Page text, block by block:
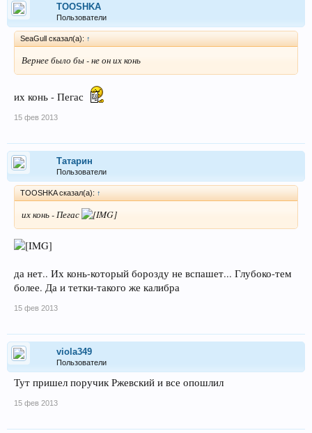
TOOSHKA
Пользователи
SeaGull сказал(а): ↑
Вернее было бы - не он их конь
их конь - Пегас
15 фев 2013
Татарин
Пользователи
TOOSHKA сказал(а): ↑
их конь - Пегас
да нет.. Их конь-который борозду не вспашет... Глубоко-тем
более. Да и тетки-такого же калибра
15 фев 2013
viola349
Пользователи
Тут пришел поручик Ржевский и все опошлил
15 фев 2013